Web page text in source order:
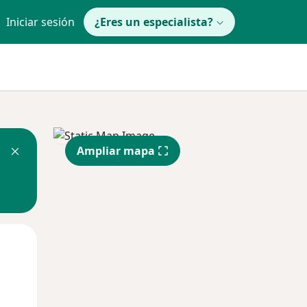
Iniciar sesión ¿Eres un especialista?
Ampliar mapa